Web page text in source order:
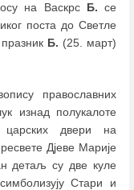
на Васкрс Б. се
поста до Светле
Б. (25. март)
православних
изнад полукалоте
двери на
Дјеве Марије
детаљ су две куле
Стари и